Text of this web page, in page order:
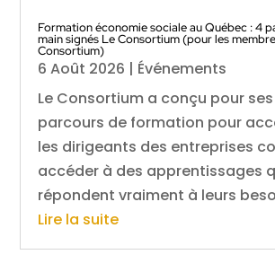
Formation économie sociale au Québec : 4
main signés Le Consortium (pour les
Consortium)
6 Août 2026 | Événements
Le Consortium a conçu pour
parcours de formation pour
les dirigeants des entreprises
accéder à des apprentissages
répondent vraiment à leurs
Lire la suite